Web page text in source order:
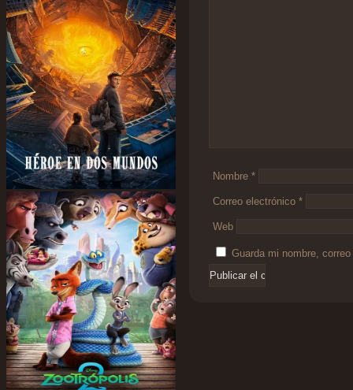
Nombre *
Correo electrónico *
Web
Guarda mi nombre,